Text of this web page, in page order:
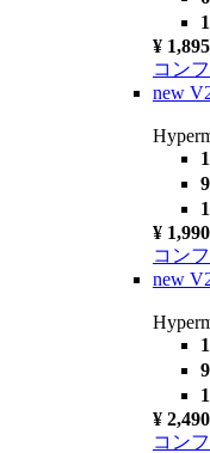
¥
コン
new
¥
コン
new
¥
コン